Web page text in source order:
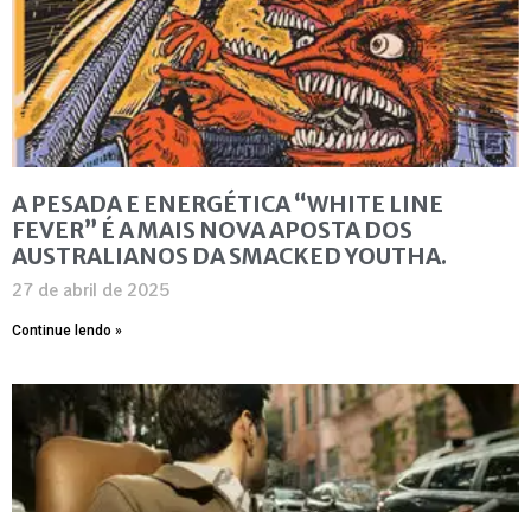
A PESADA E ENERGÉTICA “WHITE LINE
FEVER” É A MAIS NOVA APOSTA DOS
AUSTRALIANOS DA SMACKED YOUTHA.
27 de abril de 2025
Continue lendo »